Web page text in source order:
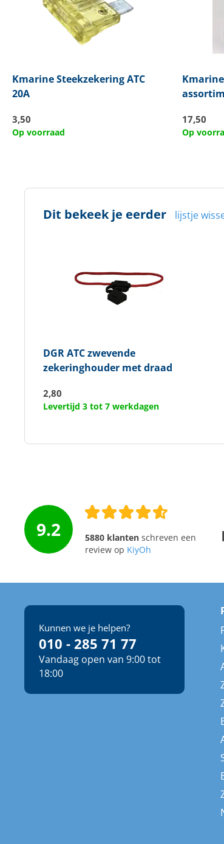
KmarineSteekzekering ATC
20A
3,50
Op voorraad
Kmarine
17,50
Op
Dit bekeek je eerder lijstje
DGRATC zwevende
zekeringhouder met draad
2,80
Levertijd 3 tot 7 werkdagen
9.2 5880 klantenschreven een
review op KiyOh
Kunnen we je helpen?
010 - 285 71 77
Vandaag open van 9:00 tot
18:00